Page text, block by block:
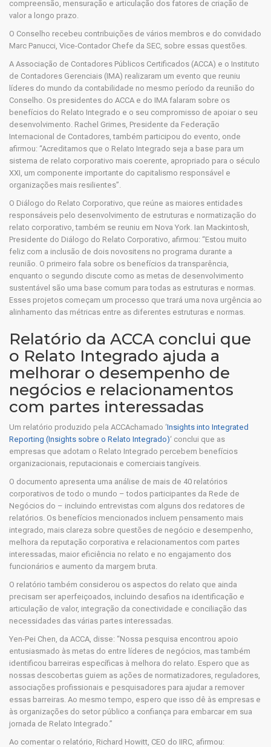
compreensão, mensuração e articulação dos fatores de criação de
valor a longo prazo.
O Conselho recebeu contribuições de vários membros e do convidado
Marc Panucci, Vice-Contador Chefe da SEC, sobre essas questões.
A Associação de Contadores Públicos Certificados (ACCA) e o Instituto
de Contadores Gerenciais (IMA) realizaram um evento que reuniu
líderes do mundo da contabilidade no mesmo período da reunião do
Conselho. Os presidentes do ACCA e do IMA falaram sobre os
benefícios do Relato Integrado e o seu compromisso de apoiar o seu
desenvolvimento. Rachel Grimes, Presidente da Federação
Internacional de Contadores, também participou do evento, onde
afirmou: “Acreditamos que o Relato Integrado seja a base para um
sistema de relato corporativo mais coerente, apropriado para o século
XXI, um componente importante do capitalismo responsável e
organizações mais resilientes”.
O Diálogo do Relato Corporativo, que reúne as maiores entidades
responsáveis pelo desenvolvimento de estruturas e normatização do
relato corporativo, também se reuniu em Nova York. Ian Mackintosh,
Presidente do Diálogo do Relato Corporativo, afirmou: “Estou muito
feliz com a inclusão de dois novositens no programa durante a
reunião. O primeiro fala sobre os benefícios da transparência,
enquanto o segundo discute como as metas de desenvolvimento
sustentável são uma base comum para todas as estruturas e normas.
Esses projetos começam um processo que trará uma nova urgência ao
alinhamento das métricas entre as diferentes estruturas e normas.
Relatório da ACCA conclui que
o Relato Integrado ajuda a
melhorar o desempenho de
negócios e relacionamentos
com partes interessadas
Um relatório produzido pela ACCAchamado ‘Insights into Integrated
Reporting (Insights sobre o Relato Integrado)‘ conclui que as
empresas que adotam o Relato Integrado percebem benefícios
organizacionais, reputacionais e comerciais tangíveis.
O documento apresenta uma análise de mais de 40 relatórios
corporativos de todo o mundo – todos participantes da Rede de
Negócios do – incluindo entrevistas com alguns dos redatores de
relatórios. Os benefícios mencionados incluem pensamento mais
integrado, mais clareza sobre questões de negócio e desempenho,
melhora da reputação corporativa e relacionamentos com partes
interessadas, maior eficiência no relato e no engajamento dos
funcionários e aumento da margem bruta.
O relatório também considerou os aspectos do relato que ainda
precisam ser aperfeiçoados, incluindo desafios na identificação e
articulação de valor, integração da conectividade e conciliação das
necessidades das várias partes interessadas.
Yen-Pei Chen, da ACCA, disse: “Nossa pesquisa encontrou apoio
entusiasmado às metas do entre líderes de negócios, mas também
identificou barreiras específicas à melhora do relato. Espero que as
nossas descobertas guiem as ações de normatizadores, reguladores,
associações profissionais e pesquisadores para ajudar a remover
essas barreiras. Ao mesmo tempo, espero que isso dê às empresas e
às organizações do setor público a confiança para embarcar em sua
jornada de Relato Integrado.”
Ao comentar o relatório, Richard Howitt, CEO do IIRC, afirmou: